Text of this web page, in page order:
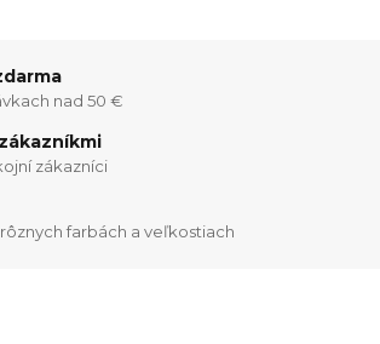
nad 50 €
zákazníci
farbách a veľkostiach